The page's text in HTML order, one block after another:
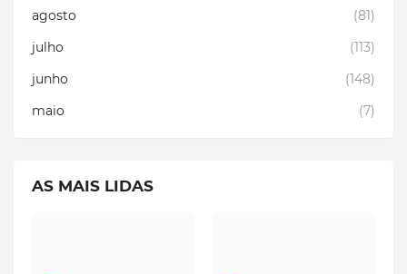
agosto
(81)
julho
(113)
junho
(148)
maio
(7)
AS MAIS LIDAS